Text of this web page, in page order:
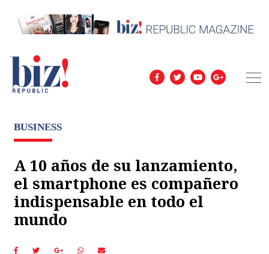
BUSINESS
A 10 años de su lanzamiento,
el smartphone es compañero
indispensable en todo el
mundo